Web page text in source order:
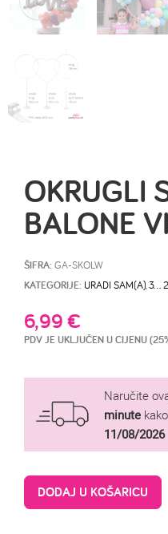
OKRUGLI
BALONE
ŠIFRA: GA-SKOLW
KATEGORIJE: URADI SAM(A),3…
6,99€
PDV JE UKLJUČEN U CIJENU
Naručite
minute
11/08/2026
DODAJ U KOŠARICU